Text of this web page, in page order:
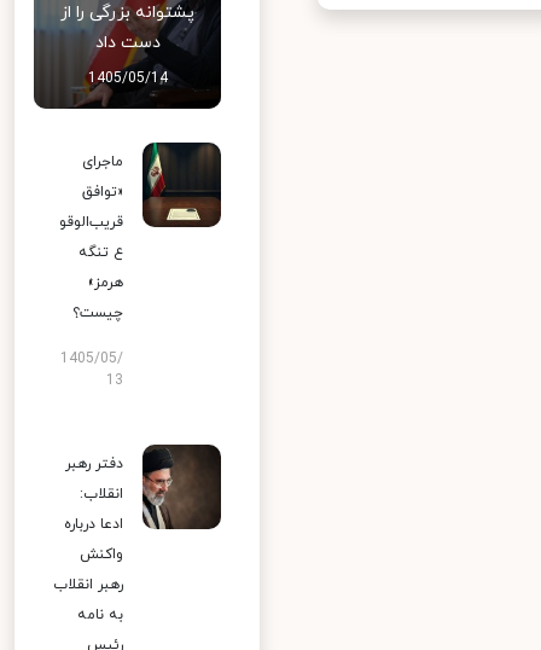
پشتوانه بزرگی را از
دست داد
1405/05/14
ماجرای
«توافق
قریب‌الوقو
ع تنگه
هرمز»
چیست؟
1405/05/
13
دفتر رهبر
انقلاب:
ادعا درباره
واکنش
رهبر انقلاب
به نامه
رئیس